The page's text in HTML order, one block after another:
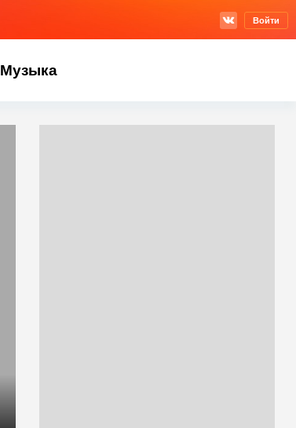
Войти
Музыка